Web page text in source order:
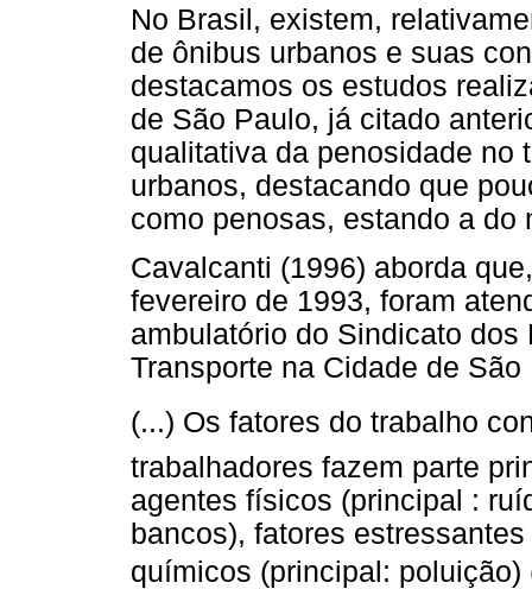
No Brasil, existem,
de ônibus urbanos e suas
destacamos os estudos
de São Paulo, já citado
qualitativa da penosidade no
urbanos, destacando que
como penosas, estando a do
Cavalcanti (1996) aborda
fevereiro de 1993, foram
ambulatório do Sindicato
Transporte na Cidade de São
(...) Os fatores do trabalho
trabalhadores fazem parte
agentes físicos (principal :
bancos), fatores
químicos (principal: poluição)